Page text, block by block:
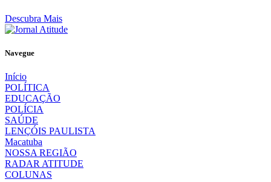
Descubra Mais
Navegue
Início
POLÍTICA
EDUCAÇÃO
POLÍCIA
SAÚDE
LENÇÓIS PAULISTA
Macatuba
NOSSA REGIÃO
RADAR ATITUDE
COLUNAS